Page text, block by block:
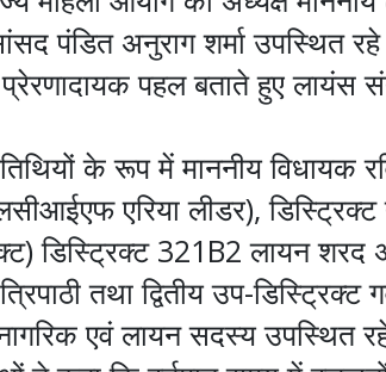
पंडित अनुराग शर्मा उपस्थित
पहल बताते हुए लायंस
के रूप में माननीय विधायक
एरिया लीडर), डिस्ट्रिक्ट
डिस्ट्रिक्ट 321B2 लायन शरद
तथा द्वितीय उप-
एवं लायन सदस्य उपस्थित